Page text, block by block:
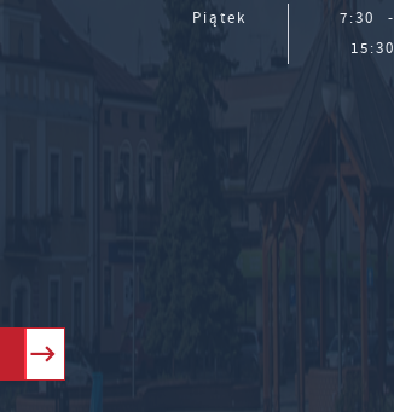
Piątek
7:30 -
15:30